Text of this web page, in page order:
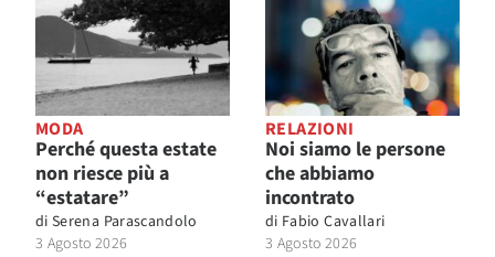
MODA
Perché questa estate
non riesce più a
“estatare”
di Serena Parascandolo
3 Agosto 2026
RELAZIONI
Noi siamo le persone
che abbiamo
incontrato
di Fabio Cavallari
3 Agosto 2026